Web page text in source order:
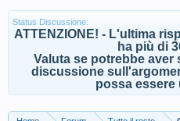
Status Discussione:
ATTENZIONE! - L'ultima
ha più di
Valuta se potrebbe
discussione
possa essere